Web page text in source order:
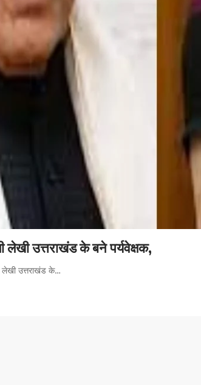
लेखी उत्तराखंड के बने पर्यवेक्षक,
लेखी उत्तराखंड के…